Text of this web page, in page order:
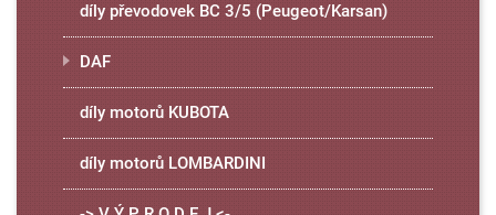
díly převodovek BC 3/5 (Peugeot/Karsan)
DAF
díly motorů KUBOTA
díly motorů LOMBARDINI